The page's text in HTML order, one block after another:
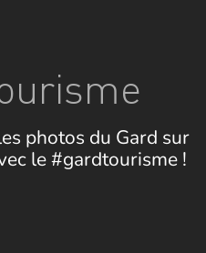
photos du Gard sur
le #gardtourisme !